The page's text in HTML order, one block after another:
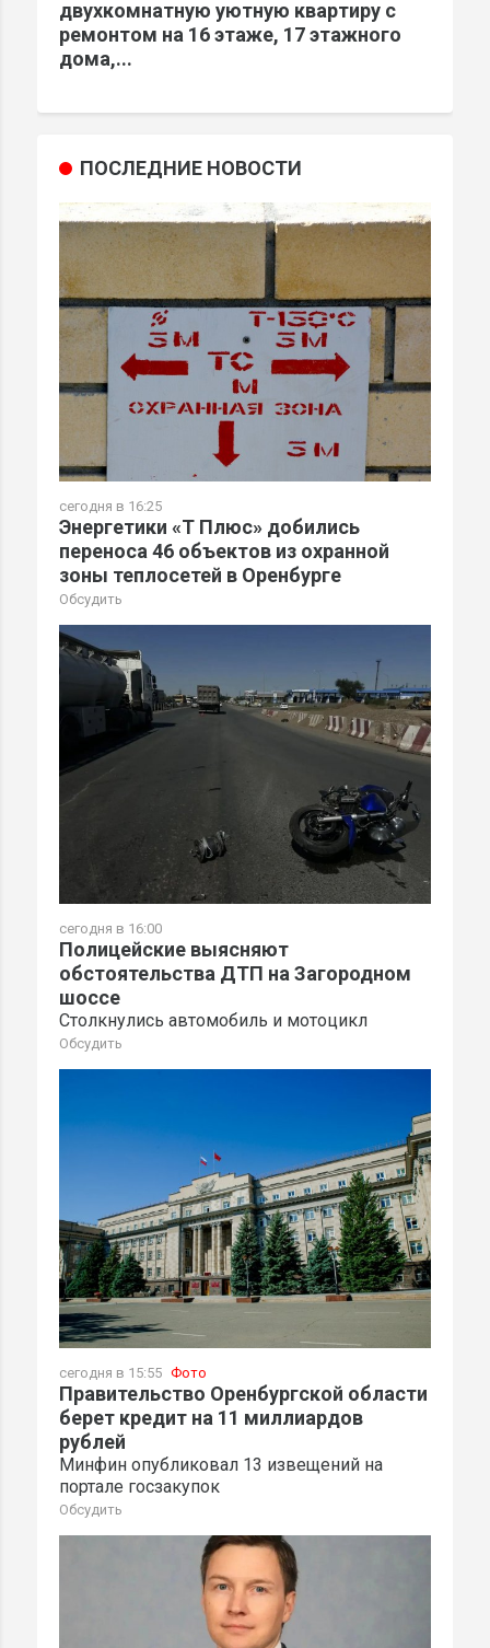
двухкомнатную уютную квартиру с
ремонтом на 16 этаже, 17 этажного
дома,...
ПОСЛЕДНИЕ НОВОСТИ
сегодня в 16:25
Энергетики «Т Плюс» добились
переноса 46 объектов из охранной
зоны теплосетей в Оренбурге
Обсудить
сегодня в 16:00
Полицейские выясняют
обстоятельства ДТП на Загородном
шоссе
Столкнулись автомобиль и мотоцикл
Обсудить
сегодня в 15:55 Фото
Правительство Оренбургской области
берет кредит на 11 миллиардов
рублей
Минфин опубликовал 13 извещений на
портале госзакупок
Обсудить